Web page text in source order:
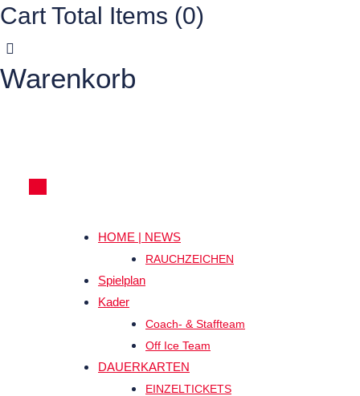
Cart Total Items (0)
Warenkorb
HOME | NEWS
RAUCHZEICHEN
Spielplan
Kader
Coach- & Staffteam
Off Ice Team
DAUERKARTEN
EINZELTICKETS